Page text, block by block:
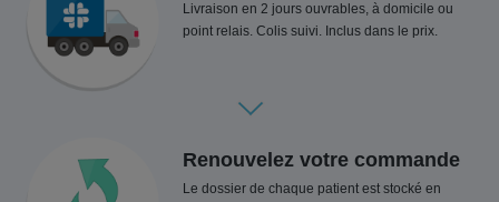
Livraison en 2 jours ouvrables, à domicile ou
point relais. Colis suivi. Inclus dans le prix.
Renouvelez votre commande
Le dossier de chaque patient est stocké en